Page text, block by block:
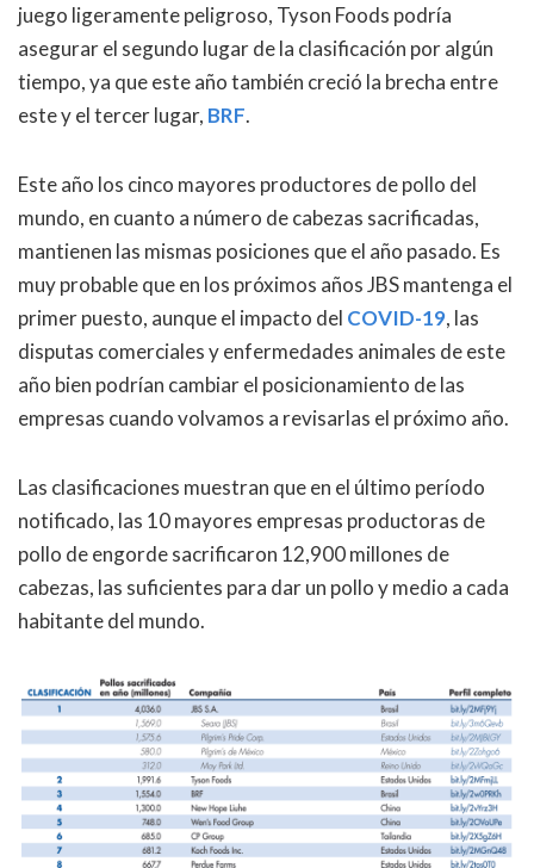
juego ligeramente peligroso, Tyson Foods podría
asegurar el segundo lugar de la clasificación por algún
tiempo, ya que este año también creció la brecha entre
este y el tercer lugar, BRF.
Este año los cinco mayores productores de pollo del
mundo, en cuanto a número de cabezas sacrificadas,
mantienen las mismas posiciones que el año pasado. Es
muy probable que en los próximos años JBS mantenga el
primer puesto, aunque el impacto del COVID-19, las
disputas comerciales y enfermedades animales de este
año bien podrían cambiar el posicionamiento de las
empresas cuando volvamos a revisarlas el próximo año.
Las clasificaciones muestran que en el último período
notificado, las 10 mayores empresas productoras de
pollo de engorde sacrificaron 12,900 millones de
cabezas, las suficientes para dar un pollo y medio a cada
habitante del mundo.